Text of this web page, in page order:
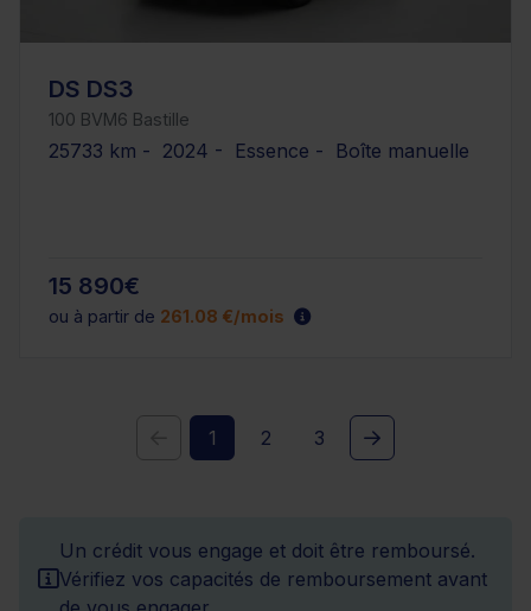
DS DS3
100 BVM6 Bastille
25733 km - 2024 - Essence - Boîte manuelle
15 890€
ou à partir de 261.08 €/mois
1 2 3
Un crédit vous engage et doit être remboursé.
Vérifiez vos capacités de remboursement avant